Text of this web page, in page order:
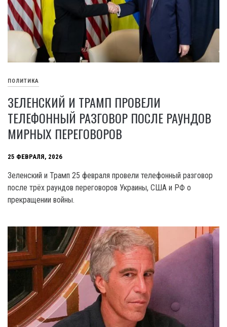
ПОЛИТИКА
ЗЕЛЕНСКИЙ И ТРАМП ПРОВЕЛИ
ТЕЛЕФОННЫЙ РАЗГОВОР ПОСЛЕ РАУНДОВ
МИРНЫХ ПЕРЕГОВОРОВ
25 ФЕВРАЛЯ, 2026
Зеленский и Трамп 25 февраля провели телефонный разговор
после трёх раундов переговоров Украины, США и РФ о
прекращении войны.